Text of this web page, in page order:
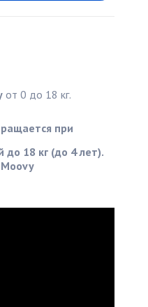
от 0 до 18 кг.
при
до 18 кг (до 4 лет).